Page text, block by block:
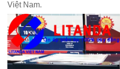
Việt Nam.